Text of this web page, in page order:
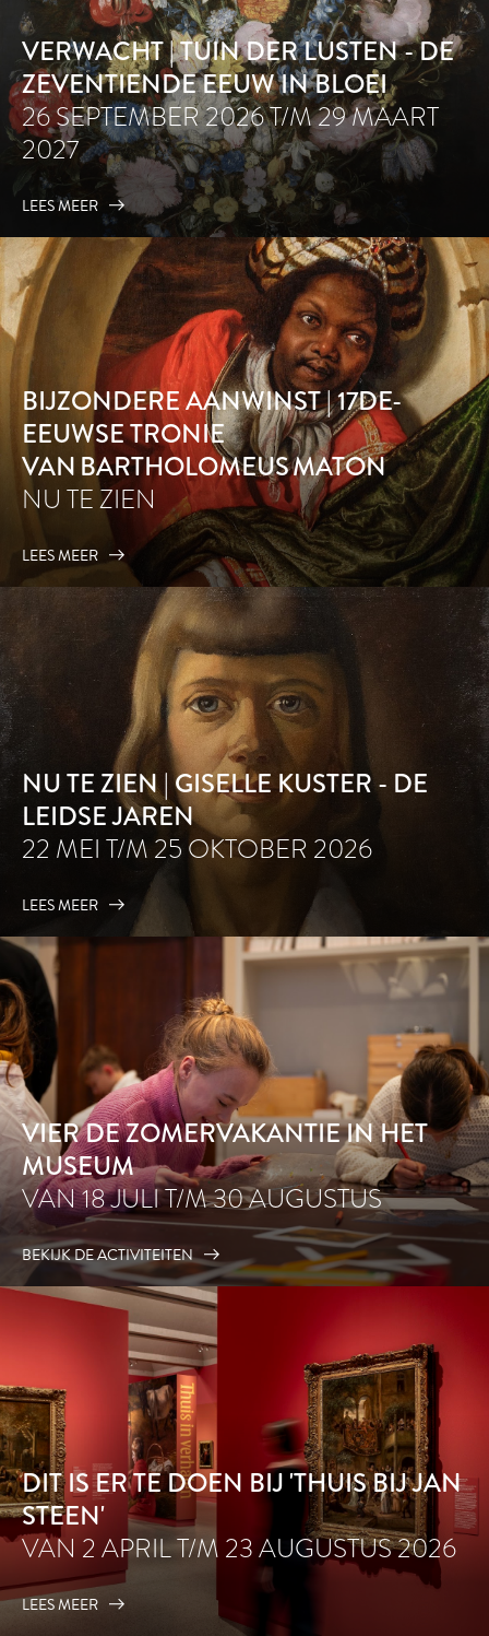
VERWACHT | TUIN DER LUSTEN - DE
ZEVENTIENDE EEUW IN BLOEI
26 SEPTEMBER 2026 T/M 29 MAART
2027
LEES MEER
BIJZONDERE AANWINST | 17DE-
EEUWSE TRONIE
VAN BARTHOLOMEUS MATON
NU TE ZIEN
LEES MEER
NU TE ZIEN | GISELLE KUSTER - DE
LEIDSE JAREN
22 MEI T/M 25 OKTOBER 2026
LEES MEER
VIER DE ZOMERVAKANTIE IN HET
MUSEUM
VAN 18 JULI T/M 30 AUGUSTUS
BEKIJK DE ACTIVITEITEN
DIT IS ER TE DOEN BIJ 'THUIS BIJ JAN
STEEN'
VAN 2 APRIL T/M 23 AUGUSTUS 2026
LEES MEER